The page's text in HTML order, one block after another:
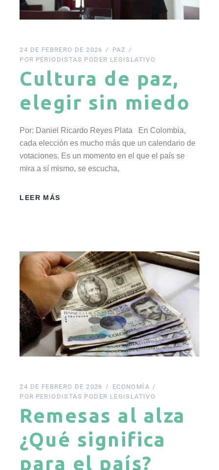
24 DE FEBRERO DE 2026
PAZ
POR PERIODISTAS PODER LEGISLATIVO
Cultura de paz,
elegir sin miedo
Por: Daniel Ricardo Reyes Plata En Colombia,
cada elección es mucho más que un calendario de
votaciones. Es un momento en el que el país se
mira a sí mismo, se escucha,
LEER MÁS
24 DE FEBRERO DE 2026
ECONOMÍA
POR PERIODISTAS PODER LEGISLATIVO
Remesas al alza
¿Qué significa
para el país?